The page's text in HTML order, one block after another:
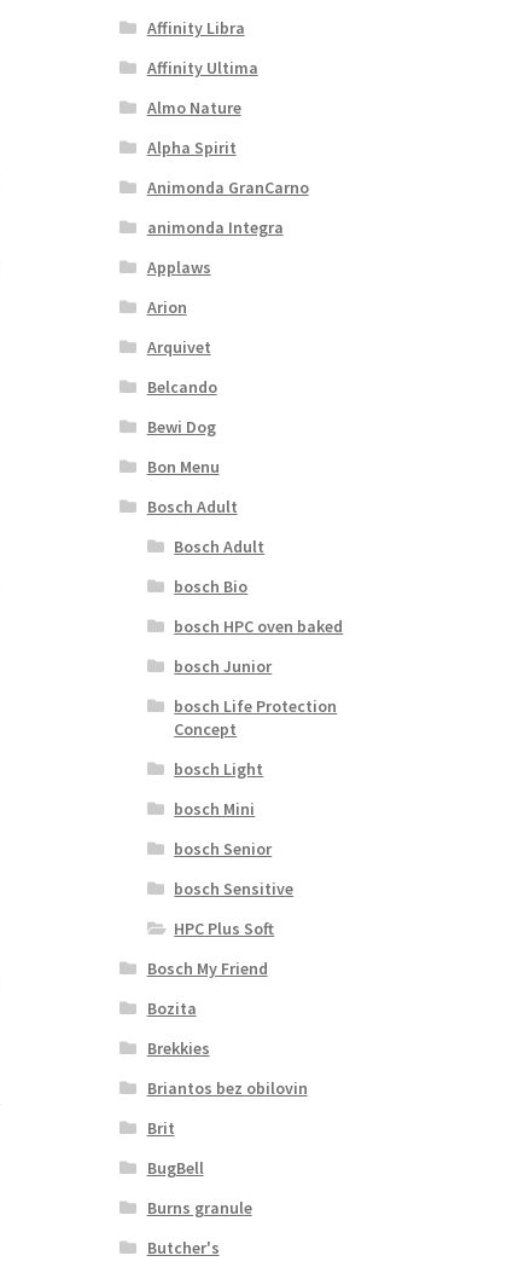
Affinity Libra
Affinity Ultima
Almo Nature
Alpha Spirit
Animonda GranCarno
animonda Integra
Applaws
Arion
Arquivet
Belcando
Bewi Dog
Bon Menu
Bosch Adult
Bosch Adult
bosch Bio
bosch HPC oven baked
bosch Junior
bosch Life Protection
Concept
bosch Light
bosch Mini
bosch Senior
bosch Sensitive
HPC Plus Soft
Bosch My Friend
Bozita
Brekkies
Briantos bez obilovin
Brit
BugBell
Burns granule
Butcher's